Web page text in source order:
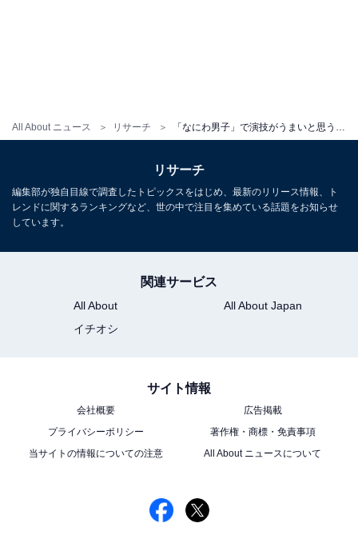
All About ニュース リサーチ
そんな道枝さんは、『24時間テレビ46』で放送されるス
ペシャルドラマ『虹色のチョーク 知的障がい者と歩んだ
らは『マイ・セカンド・アオハル』（TBS系）への出演
が発表されています。
回答者からは、「道枝本人ではなく役柄の人物に見える
＞7位までの全ランキング結果を見る
リサーチ
編集部が独自目線で調査したトピックスをはじめ、最新のリリース情報、ト
レンドに関するランキングなど、世の中で注目を集めている話題をお知らせ
しています。
関連サービス
All About
All About Japan
イチオシ
サイト情報
会社概要
広告掲載
プライバシーポリシー
著作権・商標・免責事項
当サイトの情報についての注意
All About ニュースについて